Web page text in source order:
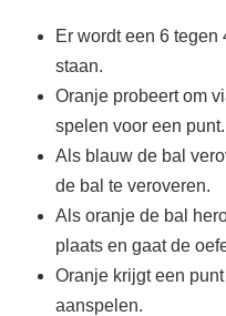
Er wordt een 6
staan.
Oranje probeert om
spelen voor een punt.
Als blauw de bal
de bal te veroveren.
Als oranje de bal
plaats en gaat de
Oranje krijgt een
aanspelen.